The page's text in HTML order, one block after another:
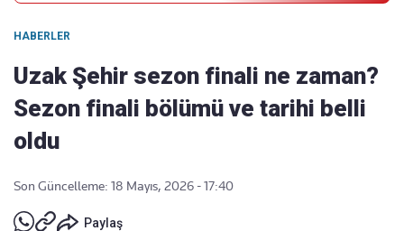
HABERLER
Uzak Şehir sezon finali ne zaman?
Sezon finali bölümü ve tarihi belli
oldu
Son Güncelleme: 18 Mayıs, 2026 - 17:40
Paylaş